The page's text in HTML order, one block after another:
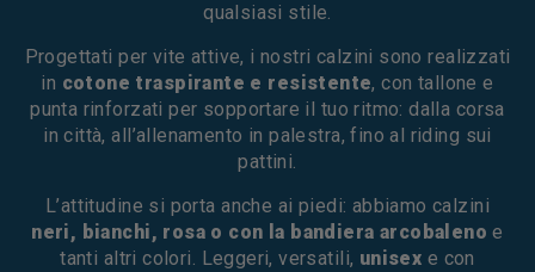
qualsiasi stile.
Progettati per vite attive, i nostri calzini sono realizzati
in cotone traspirante e resistente, con tallone e
punta rinforzati per sopportare il tuo ritmo: dalla corsa
in città, all’allenamento in palestra, fino al riding sui
pattini.
L’attitudine si porta anche ai piedi: abbiamo calzini
neri, bianchi, rosa o con la bandiera arcobaleno e
tanti altri colori. Leggeri, versatili, unisex e con